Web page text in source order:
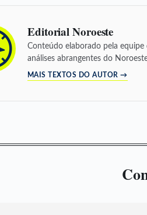
Editorial Noroeste
Conteúdo elaborado pela
análises abrangentes do
MAIS TEXTOS DO AUTOR →